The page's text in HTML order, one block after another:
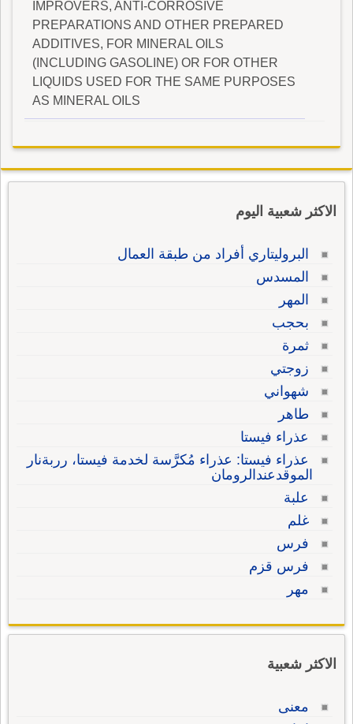
IMPROVERS, ANTI-CORROSIVE
PREPARATIONS AND OTHER PREPARED
ADDITIVES, FOR MINERAL OILS
(INCLUDING GASOLINE) OR FOR OTHER
LIQUIDS USED FOR THE SAME PURPOSES
AS MINERAL OILS
الاكثر شعبية اليوم
البروليتاري أفراد من طبقة العمال
المسدس
المهر
بحجب
ثمرة
زوجتي
شهواني
طاهر
عذراء فيستا
عذراء فيستا: عذراء مُكرَّسة لخدمة فيستا، رربةنار
الموقدعندالرومان
علبة
غلم
فرس
فرس قزم
مهر
الاكثر شعبية
معنى